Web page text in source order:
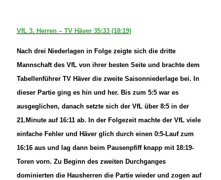
VfL 3. Herren – TV Häver 35:33 (18:19)
Nach drei Niederlagen in Folge zeigte sich die dritte
Mannschaft des VfL von ihrer besten Seite und brachte dem
Tabellenführer TV Häver die zweite Saisonniederlage bei. In
dieser Partie ging es hin und her. Bis zum 5:5 war es
ausgeglichen, danach setzte sich der VfL über 8:5 in der
21.Minute auf 16:11 ab. In der Folgezeit machte der VfL viele
einfache Fehler und Häver glich durch einen 0:5-Lauf zum
16:16 aus und lag dann beim Pausenpfiff knapp mit 18:19-
Toren vorn. Zu Beginn des zweiten Durchganges
dominierten die Hausherren die Partie wieder und zogen auf